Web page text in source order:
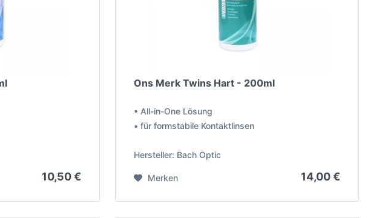
10,50 €
Ons Merk Twins Hart - 200ml
• All-in-One Lösung
• für formstabile Kontaktlinsen
Hersteller: Bach Optic
14,00 €
Merken